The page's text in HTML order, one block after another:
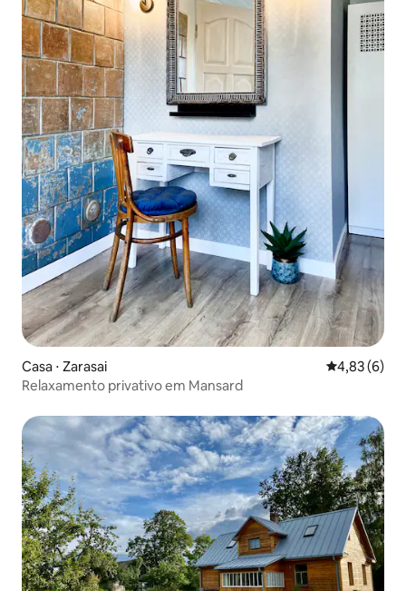
Casa ⋅ Zarasai 4,83 de uma
4,83 (6)
Relaxamento privativo em Mansard